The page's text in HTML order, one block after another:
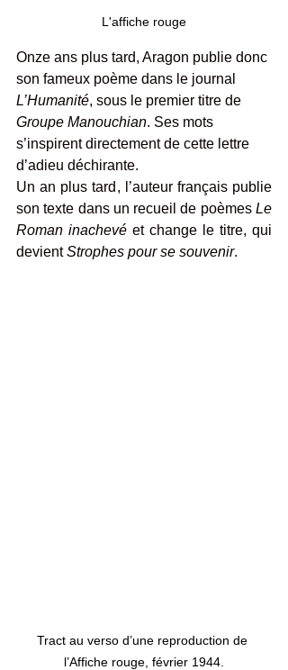
L'affiche rouge
Onze ans plus tard, Aragon publie donc
son fameux poème dans le journal
L’Humanité, sous le premier titre de
Groupe Manouchian. Ses mots
s’inspirent directement de cette lettre
d’adieu déchirante.
Un an plus tard, l’auteur français publie
son texte dans un recueil de poèmes Le
Roman inachevé et change le titre, qui
devient Strophes pour se souvenir.
Tract au verso d’une reproduction de
l’Affiche rouge, février 1944.